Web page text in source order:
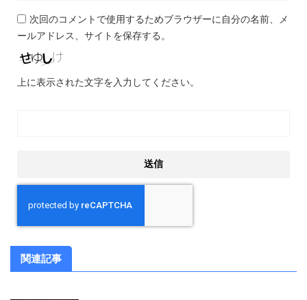
次回のコメントで使用するためブラウザーに自分の名前、メ
ールアドレス、サイトを保存する。
上に表示された文字を入力してください。
関連記事